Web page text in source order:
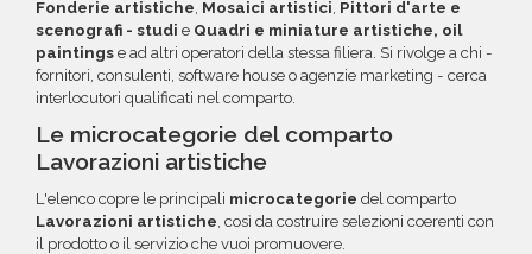
Fonderie artistiche, Mosaici artistici, Pittori d'arte e
scenografi - studi e Quadri e miniature artistiche, oil
paintings e ad altri operatori della stessa filiera. Si rivolge a chi -
fornitori, consulenti, software house o agenzie marketing - cerca
interlocutori qualificati nel comparto.
Le microcategorie del comparto
Lavorazioni artistiche
L'elenco copre le principali microcategorie del comparto
Lavorazioni artistiche , così da costruire selezioni coerenti con
il prodotto o il servizio che vuoi promuovere.